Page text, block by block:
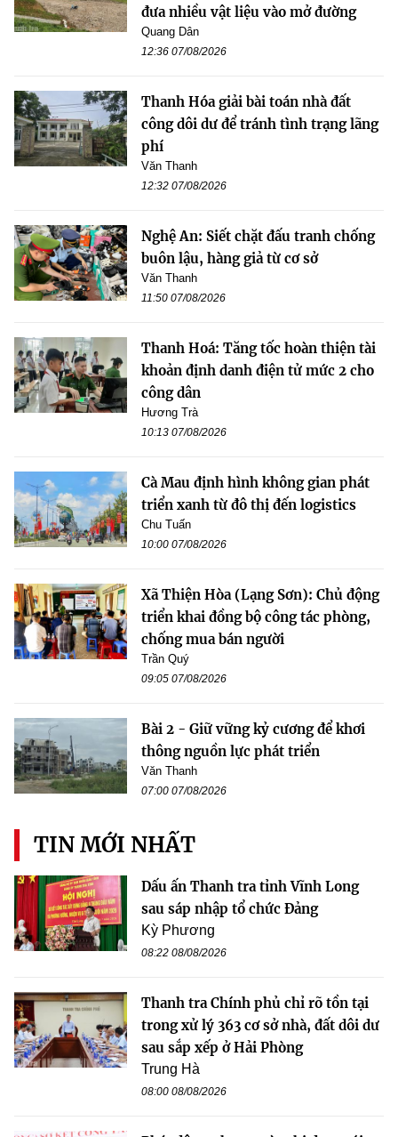
đưa nhiều vật liệu vào mở đường
Quang Dân
12:36 07/08/2026
Thanh Hóa giải bài toán nhà đất
công dôi dư để tránh tình trạng lãng
phí
Văn Thanh
12:32 07/08/2026
Nghệ An: Siết chặt đấu tranh chống
buôn lậu, hàng giả từ cơ sở
Văn Thanh
11:50 07/08/2026
Thanh Hoá: Tăng tốc hoàn thiện tài
khoản định danh điện tử mức 2 cho
công dân
Hương Trà
10:13 07/08/2026
Cà Mau định hình không gian phát
triển xanh từ đô thị đến logistics
Chu Tuấn
10:00 07/08/2026
Xã Thiện Hòa (Lạng Sơn): Chủ động
triển khai đồng bộ công tác phòng,
chống mua bán người
Trần Quý
09:05 07/08/2026
Bài 2 - Giữ vững kỷ cương để khơi
thông nguồn lực phát triển
Văn Thanh
07:00 07/08/2026
TIN MỚI NHẤT
Dấu ấn Thanh tra tỉnh Vĩnh Long
sau sáp nhập tổ chức Đảng
Kỳ Phương
08:22 08/08/2026
Thanh tra Chính phủ chỉ rõ tồn tại
trong xử lý 363 cơ sở nhà, đất dôi dư
sau sắp xếp ở Hải Phòng
Trung Hà
08:00 08/08/2026